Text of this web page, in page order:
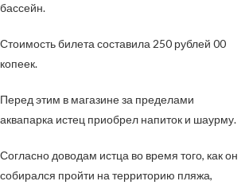
бассейн.
Стоимость билета составила 250 рублей 00
копеек.
Перед этим в магазине за пределами
аквапарка истец приобрел напиток и шаурму.
Согласно доводам истца во время того, как он
собирался пройти на территорию пляжа,